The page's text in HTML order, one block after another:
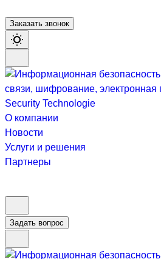
Заказать звонок
О компании
Новости
Услуги и решения
Партнеры
Задать вопрос